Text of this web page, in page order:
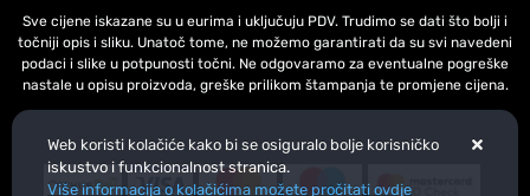
Sve cijene iskazane su u eurima i uključuju PDV. Trudimo se dati što bolji i
točniji opis i sliku. Unatoč tome, ne možemo garantirati da su svi navedeni
podaci i slike u potpunosti točni. Ne odgovaramo za eventualne pogreške
nastale u opisu proizvoda, greške prilikom štampanja te promjene cijena.
Web koristi kolačiće kako bi se osiguralo bolje korisničko
iskustvo i funkcionalnost stranica.
Više informacija o kolačićima možete pročitati ovdje